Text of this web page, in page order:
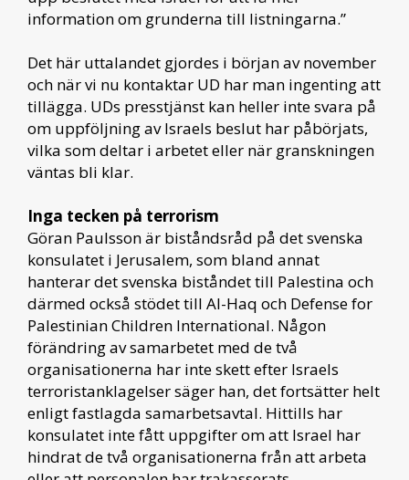
information om grunderna till listningarna.”
Det här uttalandet gjordes i början av november
och när vi nu kontaktar UD har man ingenting att
tillägga. UDs presstjänst kan heller inte svara på
om uppföljning av Israels beslut har påbörjats,
vilka som deltar i arbetet eller när granskningen
väntas bli klar.
Inga tecken på terrorism
Göran Paulsson är biståndsråd på det svenska
konsulatet i Jerusalem, som bland annat
hanterar det svenska biståndet till Palestina och
därmed också stödet till Al-Haq och Defense for
Palestinian Children International. Någon
förändring av samarbetet med de två
organisationerna har inte skett efter Israels
terroristanklagelser säger han, det fortsätter helt
enligt fastlagda samarbetsavtal. Hittills har
konsulatet inte fått uppgifter om att Israel har
hindrat de två organisationerna från att arbeta